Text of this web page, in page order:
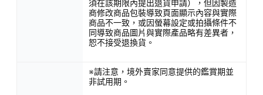
須在該期限內提出退貨申請），但因製造
商修改商品包裝導致頁面顯示內容與實際
商品不一致，或因螢幕設定或拍攝條件不
同導致商品圖片與實際產品略有差異者，
恕不接受退換貨。
※請注意，境外賣家同意提供的鑑賞期並
非試用期。